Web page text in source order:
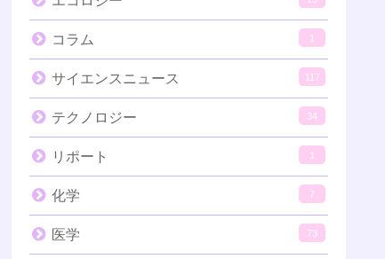
コラム 1
サイエンスニュース 117
テクノロジー 34
リポート 1
化学 7
医学 73